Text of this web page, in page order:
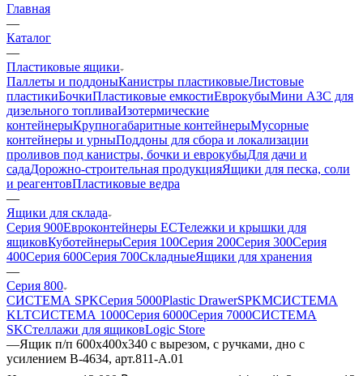
Главная
—
Каталог
—
Пластиковые ящики
Паллеты и поддоныКанистры пластиковыеЛистовые
пластикиБочкиПластиковые емкостиЕврокубыМини АЗС для
дизельного топливаИзотермические
контейнерыКрупногабаритные контейнерыМусорные
контейнеры и урныПоддоны для сбора и локализации
проливов под канистры, бочки и еврокубыДля дачи и
садаДорожно-строительная продукцияЯщики для песка, соли
и реагентовПластиковые ведра
—
Ящики для склада
Серия 900Евроконтейнеры ЕСТележки и крышки для
ящиковКуботейнерыСерия 100Серия 200Серия 300Серия
400Серия 600Серия 700СкладныеЯщики для хранения
—
Серия 800
СИСТЕМА SPKСерия 5000Plastic DrawerSPKMСИСТЕМА
KLTСИСТЕМА 1000Серия 6000Серия 7000СИСТЕМА
SKСтеллажи для ящиковLogic Store
—Ящик п/п 600х400х340 с вырезом, с ручками, дно с
усилением B-4634, арт.811-А.01